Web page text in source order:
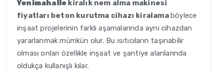
Yenimahalle kiralık nem alma makinesi
fiyatları beton kurutma cihazı kiralamaböylece
inşaat projelerinin farklı aşamalarında aynı cihazdan
yararlanmak mümkün olur. Bu ısıtıcıların taşınabilir
olması onları özellikle inşaat ve şantiye alanlarında
oldukça kullanışlı kılar.